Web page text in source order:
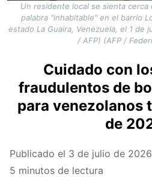
Un residente local se sienta
palabra "inhabitable" en el barrio
estado La Guaira, Venezuela, el 1 de
/ AFP) (AFP /
Cuidado con
fraudulentos de
para venezolanos
de
Publicado el 3 de julio de
5 minutos de lectura